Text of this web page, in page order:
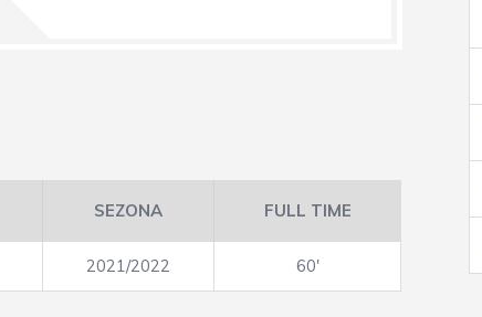
SEZONA FULL TIME
2021/2022 60'